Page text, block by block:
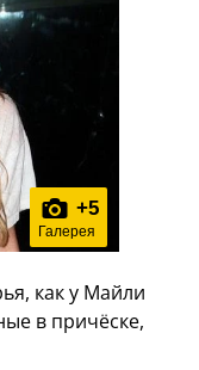
+5
Галерея
как у Майли
в причёске,